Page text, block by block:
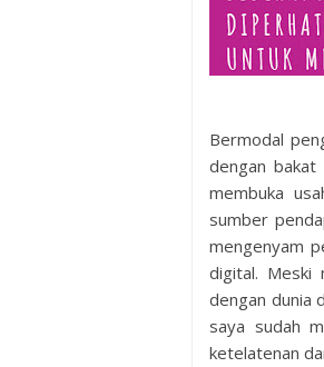
Bermodal
dengan
membuka
sumber
mengenyam
digital. Meski
dengan dunia
saya sudah
ketelatenan